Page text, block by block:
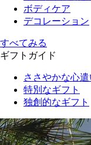
ボディケア
デコレーション
すべてみる
ギフトガイド
ささやかな心遣
特別なギフト
独創的なギフト